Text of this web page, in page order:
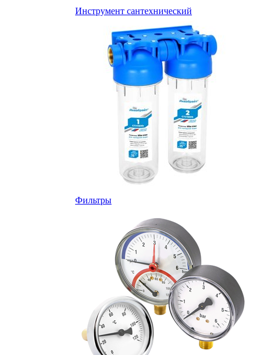
Инструмент сантехнический
Фильтры